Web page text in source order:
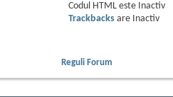
Codul HTML este
Inactiv
Trackbacksare
Inactiv
Reguli Forum